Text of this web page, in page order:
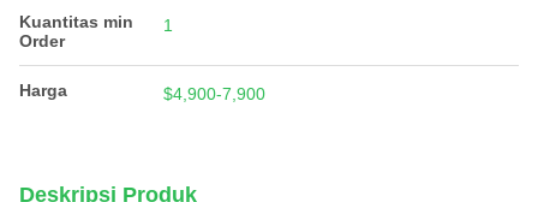
Kuantitas min
Order
1
Harga $4,900-7,900
Deskripsi Produk